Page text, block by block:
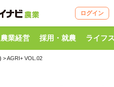
ログイン
農業経営 採用・就農 ライフ
> AGRI+ VOL.02